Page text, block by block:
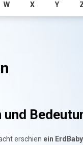
W X Y
erschien ein